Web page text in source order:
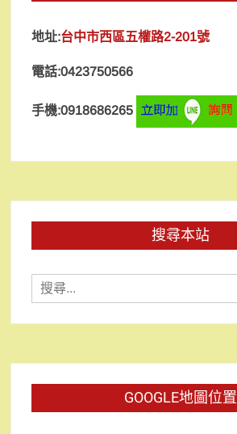
地址:台中市西區五權路2-201號
電話:0423750566
手機:0918686265
搜尋本站
GOOGLE地圖位置